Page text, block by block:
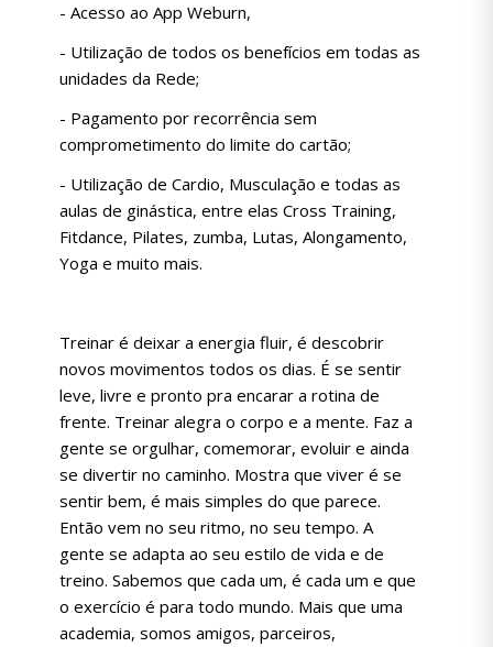
- Acesso ao App Weburn,
- Utilização de todos os benefícios em todas as
unidades da Rede;
- Pagamento por recorrência sem
comprometimento do limite do cartão;
- Utilização de Cardio, Musculação e todas as
aulas de ginástica, entre elas Cross Training,
Fitdance, Pilates, zumba, Lutas, Alongamento,
Yoga e muito mais.
Treinar é deixar a energia fluir, é descobrir
novos movimentos todos os dias. É se sentir
leve, livre e pronto pra encarar a rotina de
frente. Treinar alegra o corpo e a mente. Faz a
gente se orgulhar, comemorar, evoluir e ainda
se divertir no caminho. Mostra que viver é se
sentir bem, é mais simples do que parece.
Então vem no seu ritmo, no seu tempo. A
gente se adapta ao seu estilo de vida e de
treino. Sabemos que cada um, é cada um e que
o exercício é para todo mundo. Mais que uma
academia, somos amigos, parceiros,